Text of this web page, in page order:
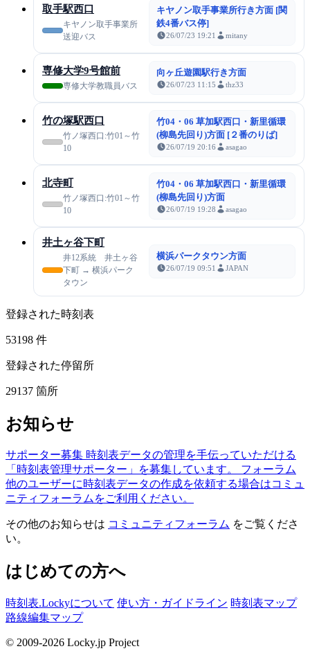
取手駅西口
キヤノン取手事業所
送迎バス
キヤノン取手事業所行き方面 [関
鉄4番バス停]
26/07/23 19:21 mitany
専修大学9号館前
専修大学教職員バス
向ヶ丘遊園駅行き方面
26/07/23 11:15 thz33
竹の塚駅西口
竹ノ塚西口:竹01～竹
10
竹04・06 草加駅西口・新里循環
(柳島先回り)方面 [２番のりば]
26/07/19 20:16 asagao
北寺町
竹ノ塚西口:竹01～竹
10
竹04・06 草加駅西口・新里循環
(柳島先回り)方面
26/07/19 19:28 asagao
井土ヶ谷下町
井12系統 井土ヶ谷
下町 → 横浜パーク
タウン
横浜パークタウン方面
26/07/19 09:51 JAPAN
登録された時刻表
53198 件
登録された停留所
29137 箇所
お知らせ
サポーター募集 時刻表データの管理を手伝っていただける
「時刻表管理サポーター」を募集しています。
フォーラム
他のユーザーに時刻表データの作成を依頼する場合はコミュ
ニティフォーラムをご利用ください。
その他のお知らせは コミュニティフォーラム をご覧くださ
い。
はじめての方へ
時刻表.Lockyについて 使い方・ガイドライン 時刻表マップ
路線編集マップ
© 2009-2026 Locky.jp Project